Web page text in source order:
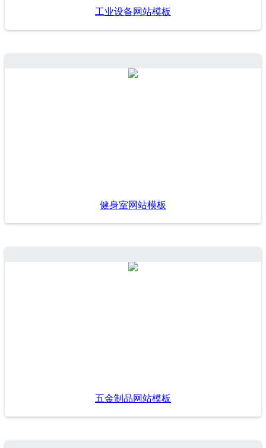
工业设备网站模板
健身室网站模板
五金制品网站模板